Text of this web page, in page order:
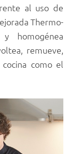
al uso de
Thermo-
homogénea
remueve,
como el